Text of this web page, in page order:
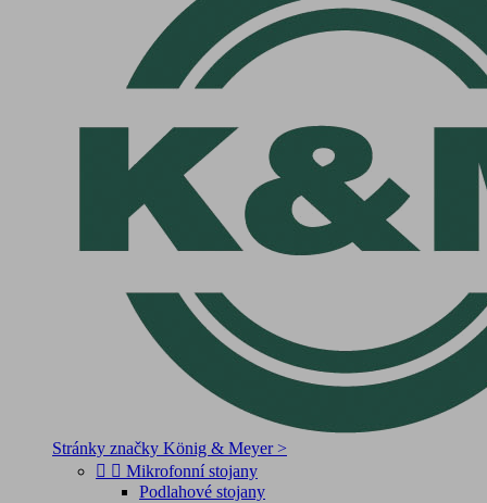
Stránky značky König & Meyer >
  Mikrofonní stojany
Podlahové stojany